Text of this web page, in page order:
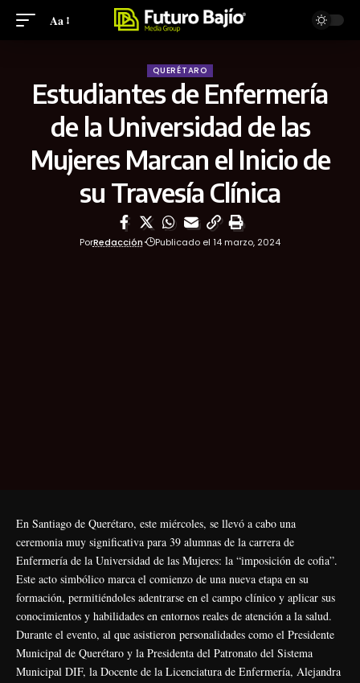
Aa
QUERÉTARO
Estudiantes de Enfermería
de la Universidad de las
Mujeres Marcan el Inicio de
su Travesía Clínica
PorRedacción Publicado el 14 marzo, 2024
En Santiago de Querétaro, este miércoles, se llevó a cabo una
ceremonia muy significativa para 39 alumnas de la carrera de
Enfermería de la Universidad de las Mujeres: la “imposición de cofia”.
Este acto simbólico marca el comienzo de una nueva etapa en su
formación, permitiéndoles adentrarse en el campo clínico y aplicar sus
conocimientos y habilidades en entornos reales de atención a la salud.
Durante el evento, al que asistieron personalidades como el Presidente
Municipal de Querétaro y la Presidenta del Patronato del Sistema
Municipal DIF, la Docente de la Licenciatura de Enfermería, Alejandra